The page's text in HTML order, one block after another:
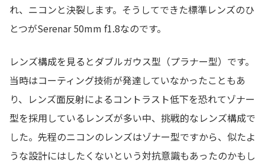
れ、ニコンと決裂します。そうしてできた標準レンズのひ
とつがSerenar 50mm f1.8なのです。
レンズ構成を見るとダブルガウス型（プラナー型）です。
当時はコーティング技術が発達していなかったこともあ
り、レンズ面反射によるコントラスト低下を恐れてゾナー
型を採用しているレンズが多い中、挑戦的なレンズ構成で
した。先程のニコンのレンズはゾナー型ですから、似たよ
うな設計にはしたくないという対抗意識もあったのかもし